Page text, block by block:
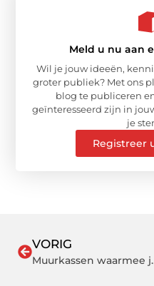
Meld u nu aan
Wil je jouw ideeën,
groter publiek? Met ons
blog te publiceren
geïnteresseerd zijn in
je
Registreer
VORIG
Muurkassen